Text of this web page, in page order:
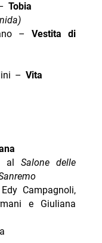
Tobia
–Vestita di
– Vita
alSalone delle
Campagnoli,
e Giuliana